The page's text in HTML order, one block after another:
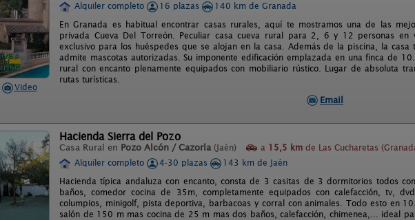
Video
Alquiler completo
16 plazas
140 km de Granada
En Granada es habitual encontrar casas rurales, aquí te mostramos una de las
privada Cueva Del Torreón. Peculiar casa cueva rural para 2, 6 y 12 personas en
exclusivo para los huéspedes que se alojan en la casa. Además de la piscina, la
admite mascotas autorizadas. Su imponente edificación emplazada en una finca de
rural con encanto plenamente equipados con mobiliario rústico. Lugar de absoluta
rutas turísticas.
Email
Hacienda Sierra del Pozo
Casa Rural en Pozo Alcón / Cazorla (Jaén) a 15,5 km de Las Cucharetas
Alquiler completo
4-30 plazas
143 km de Jaén
Hacienda típica andaluza con encanto, consta de 3 casitas de 3 dormitorios todos
baños, comedor cocina de 35m, completamente equipados con calefacción, tv,
columpios, minigolf, pista deportiva, barbacoas y corral con animales. Todo esto en
salón de 150 m mas cocina de 25 m mas dos baños, calefacción, chimenea,... ideal